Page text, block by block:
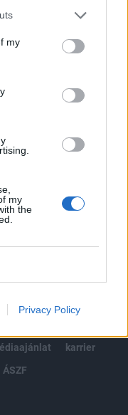
my
my
the
Privacy Policy
belüli
karrier
ÁSZF